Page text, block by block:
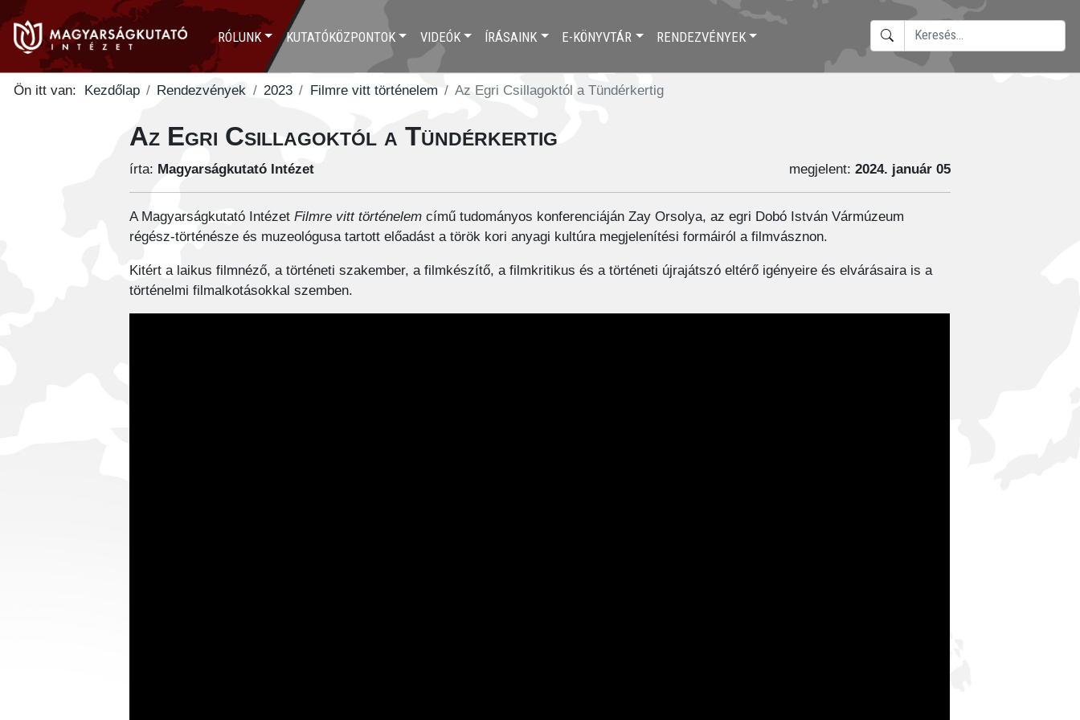
RÓLUNK KUTATÓKÖZPONTOK VIDEÓK ÍRÁSAINK E-KÖNYVTÁR RENDEZVÉNYEK KERESÉS
Ön itt van:
Kezdőlap Rendezvények 2023 Filmre vitt történelem Az Egri Csillagoktól a Tündérkertig
Az Egri Csillagoktól a Tündérkertig
írta: Magyarságkutató Intézet megjelent: 2024. január 05
A Magyarságkutató IntézetFilmre vitt történelem című tudományos konferenciáján Zay Orsolya, az egri Dobó István Vármúzeum
régész-történésze és muzeológusa tartott előadást a török kori anyagi kultúra megjelenítési formáiról a filmvásznon.
Kitért a laikus filmnéző, a történeti szakember, a filmkészítő, a filmkritikus és a történeti újrajátszó eltérő igényeire és elvárásaira is a
történelmi filmalkotásokkal szemben.